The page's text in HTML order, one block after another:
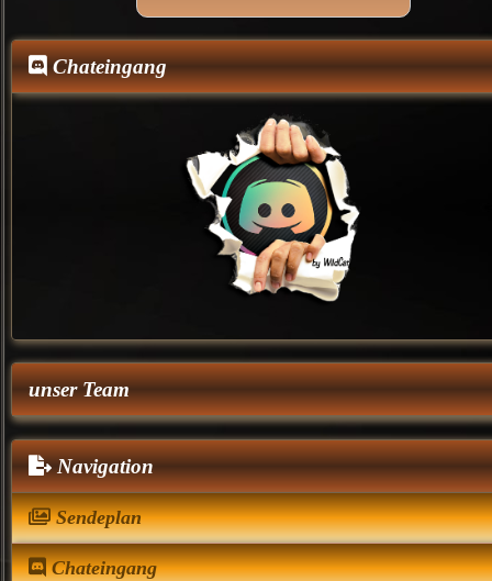
Chateingang
unser Team
Navigation
Sendeplan
Chateingang